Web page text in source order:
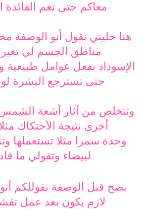
معاكم حتى تعم الفائدة
هنا خليني نقول أنو الوصفة
مناطق الجسم لي تغير
الإسوداد بفعل عوامل طبيعية
حتى تسترجع البشرة
وتتخلص من آثار أشعة الشمس
أخرى نتيجة الآحتكاك
وحدة سمرا مثلا تستعملها
لبيضاء وتقولي ما
بصح قبل الوصفة نقوللكم
لازم يكون بعد عمل